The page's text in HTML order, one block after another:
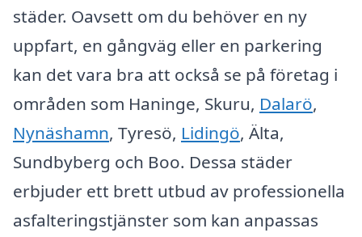
städer. Oavsett om du behöver en ny
uppfart, en gångväg eller en parkering
kan det vara bra att också se på företag i
områden som Haninge, Skuru, Dalarö,
Nynäshamn, Tyresö, Lidingö, Älta,
Sundbyberg och Boo. Dessa städer
erbjuder ett brett utbud av professionella
asfalteringstjänster som kan anpassas